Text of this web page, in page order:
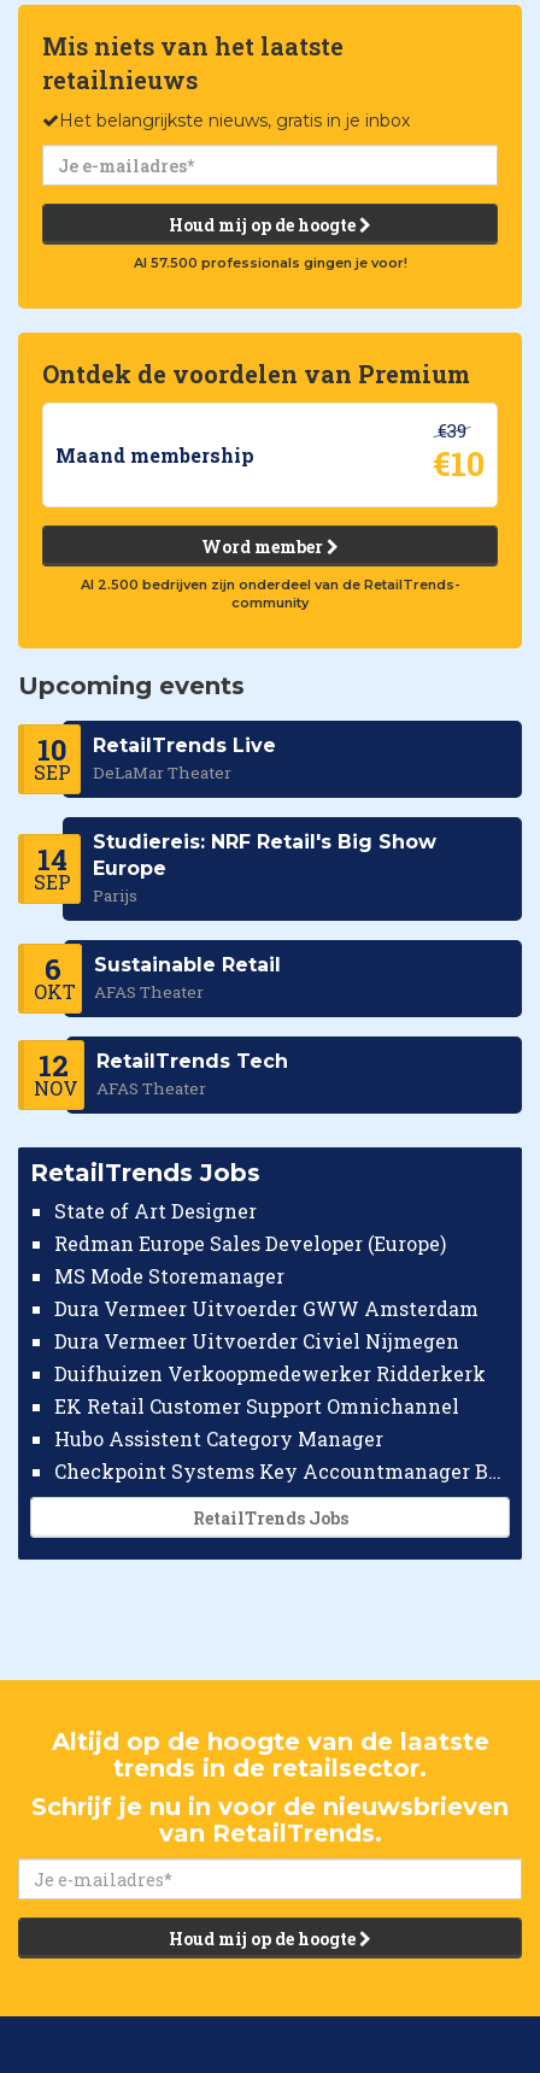
Mis niets van het laatste
retailnieuws
Het belangrijkste nieuws, gratis in je inbox
Houd mij op de hoogte
Al 57.500 professionals gingen je voor!
Ontdek de voordelen van Premium
Maand membership
€39
€10
Word member
Al 2.500 bedrijven zijn onderdeel van de RetailTrends-
community
Upcoming events
10
SEP
RetailTrends Live
DeLaMar Theater
14
SEP
Studiereis: NRF Retail's Big Show
Europe
Parijs
6
OKT
Sustainable Retail
AFAS Theater
12
NOV
RetailTrends Tech
AFAS Theater
RetailTrends Jobs
State of Art Designer
Redman Europe Sales Developer (Europe)
MS Mode Storemanager
Dura Vermeer Uitvoerder GWW Amsterdam
Dura Vermeer Uitvoerder Civiel Nijmegen
Duifhuizen Verkoopmedewerker Ridderkerk
EK Retail Customer Support Omnichannel
Hubo Assistent Category Manager
Checkpoint Systems Key Accountmanager Benelux
RetailTrends Jobs
Altijd op de hoogte van de laatste
trends in de retailsector.
Schrijf je nu in voor de nieuwsbrieven
van RetailTrends.
Houd mij op de hoogte